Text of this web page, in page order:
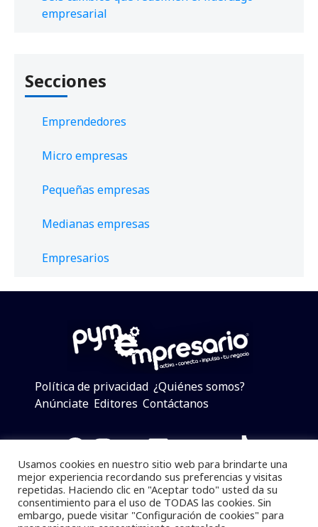
empresarial
Secciones
Emprendedores
Micro empresas
Pequeñas empresas
Medianas empresas
Empresarios
Política de privacidad ¿Quiénes somos?
Anúnciate Editores Contáctanos
Facebook
Instagram
Twitter
LinkedIn
Telegram
YouTube
TikTok
Pymempresario © 2025 Todos los derechos reservados.
Usamos cookies en nuestro sitio web para brindarte una
mejor experiencia recordando sus preferencias y visitas
repetidas. Haciendo clic en "Aceptar todo" usted da su
consentimiento para el uso de TODAS las cookies. Sin
embargo, puede visitar "Configuración de cookies" para